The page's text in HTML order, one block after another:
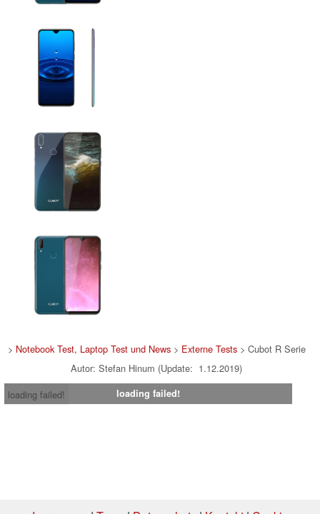
> Notebook Test, Laptop Test und News> Externe Tests> Cubot R Serie
Autor: Stefan Hinum (Update: 1.12.2019)
loading failed!
loading failed!